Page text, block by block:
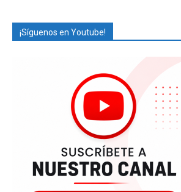
¡Síguenos en Youtube!